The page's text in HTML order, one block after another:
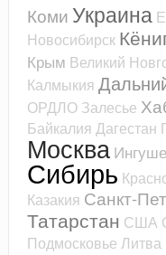
Коми Украина
Новосибирск
Крым Великий
Калмыкия
ОРДЛО Залесье
Байкалия Дагестан
Москва
Сибирь
Казакия Санкт-
Татарстан США
Подмосковье Литва